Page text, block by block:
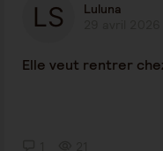
Luluna
Elle veut rentrer